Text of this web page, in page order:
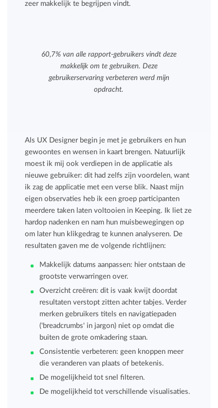
zeer makkelijk te begrijpen vindt.
60,7% van alle rapport-gebruikers vindt deze
makkelijk om te gebruiken. Deze
gebruikerservaring verbeteren werd mijn
opdracht.
Als UX Designer begin je met je gebruikers en hun
gewoontes en wensen in kaart brengen. Natuurlijk
moest ik mij ook verdiepen in de applicatie als
nieuwe gebruiker: dit had zelfs zijn voordelen, want
ik zag de applicatie met een verse blik. Naast mijn
eigen observaties heb ik een groep participanten
meerdere taken laten voltooien in Keeping. Ik liet ze
hardop nadenken en nam hun muisbewegingen op
om later hun klikgedrag te kunnen analyseren. De
resultaten gaven me de volgende richtlijnen:
Makkelijk datums aanpassen: hier ontstaan de
grootste verwarringen over.
Overzicht creëren: dit is vaak kwijt doordat
resultaten verstopt zitten achter tabjes. Verder
merken gebruikers titels en navigatiepaden
('breadcrumbs' in jargon) niet op omdat die
buiten de grote omkadering staan.
Consistentie verbeteren: geen knoppen meer
die veranderen van plaats of betekenis.
De mogelijkheid tot snel filteren.
De mogelijkheid tot verschillende visualisaties.